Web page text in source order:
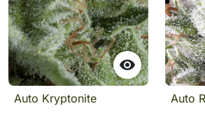

Auto Kryptonite Auto